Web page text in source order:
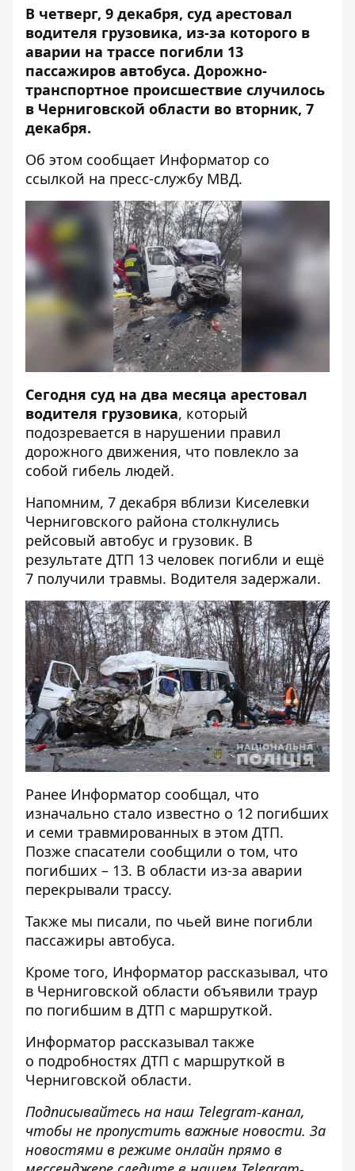
В четверг, 9 декабря, суд арестовал
водителя грузовика, из-за которого в
аварии на трассе погибли 13
пассажиров автобуса. Дорожно-
транспортное происшествие случилось
в Черниговской области во вторник, 7
декабря.
Об этом сообщает Информатор со
ссылкой на пресс-службу МВД.
Сегодня суд на два месяца арестовал
водителя грузовика, который
подозревается в нарушении правил
дорожного движения, что повлекло за
собой гибель людей.
Напомним, 7 декабря вблизи Киселевки
Черниговского района столкнулись
рейсовый автобус и грузовик. В
результате ДТП 13 человек погибли и ещё
7 получили травмы. Водителя задержали.
Ранее Информатор сообщал, что
изначально стало известно о 12 погибших
и семи травмированных в этом ДТП.
Позже спасатели сообщили о том, что
погибших – 13. В области из-за аварии
перекрывали трассу.
Также мы писали, по чьей вине погибли
пассажиры автобуса.
Кроме того, Информатор рассказывал, что
в Черниговской области объявили траур
по погибшим в ДТП с маршруткой.
Информатор рассказывал также
о подробностях ДТП с маршруткой в
Черниговской области.
Подписывайтесь на наш Telegram-канал,
чтобы не пропустить важные новости. За
новостями в режиме онлайн прямо в